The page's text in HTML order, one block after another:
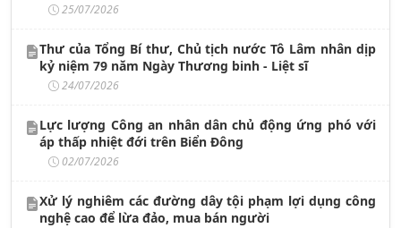
25/07/2026
Thư của Tổng Bí thư, Chủ tịch nước Tô Lâm nhân dịp
kỷ niệm 79 năm Ngày Thương binh - Liệt sĩ
24/07/2026
Lực lượng Công an nhân dân chủ động ứng phó với
áp thấp nhiệt đới trên Biển Đông
02/07/2026
Xử lý nghiêm các đường dây tội phạm lợi dụng công
nghệ cao để lừa đảo, mua bán người